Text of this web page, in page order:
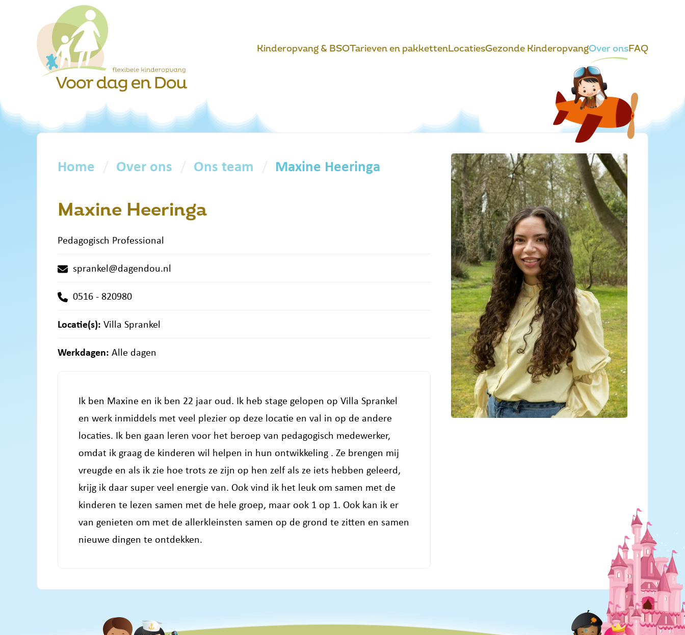
Skip to main content
Kinderopvang & BSOTarieven en pakkettenLocatiesGezonde KinderopvangOver onsFAQ
Home Over ons Ons team Maxine Heeringa
Maxine Heeringa
Pedagogisch Professional
sprankel@dagendou.nl
0516 - 820980
Locatie(s): Villa Sprankel
Werkdagen: Alle dagen
Ik ben Maxine en ik ben 22 jaar oud. Ik heb stage gelopen op Villa Sprankel
en werk inmiddels met veel plezier op deze locatie en val in op de andere
locaties. Ik ben gaan leren voor het beroep van pedagogisch medewerker,
omdat ik graag de kinderen wil helpen in hun ontwikkeling . Ze brengen mij
vreugde en als ik zie hoe trots ze zijn op hen zelf als ze iets hebben geleerd,
krijg ik daar super veel energie van. Ook vind ik het leuk om samen met de
kinderen te lezen samen met de hele groep, maar ook 1 op 1. Ook kan ik er
van genieten om met de allerkleinsten samen op de grond te zitten en samen
nieuwe dingen te ontdekken.